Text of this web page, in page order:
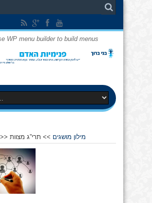
WP menu builder to build menus
>> מילון מושגים >> תרי”ג מצוות